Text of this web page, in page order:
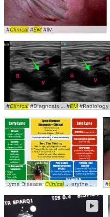
#Clinical #EM #IM
#Clinical#Diagnosis ... #EM#Radiology
Lyme Disease:Clinical... erythema migrans ( #
►